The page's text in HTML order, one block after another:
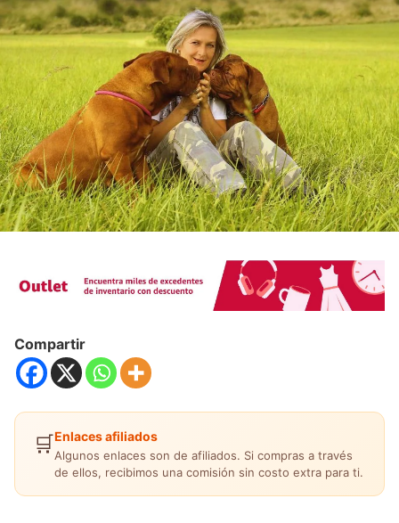
Compartir
🛒Enlaces afiliados
Algunos enlaces son de afiliados. Si compras a través
de ellos, recibimos una comisión sin costo extra para ti.